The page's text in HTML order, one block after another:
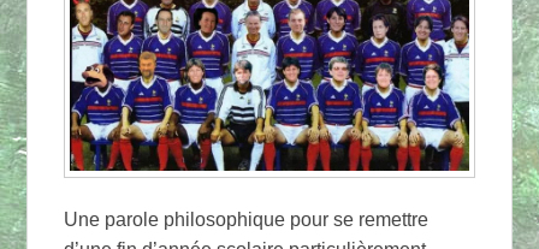
Une parole philosophique pour se remettre